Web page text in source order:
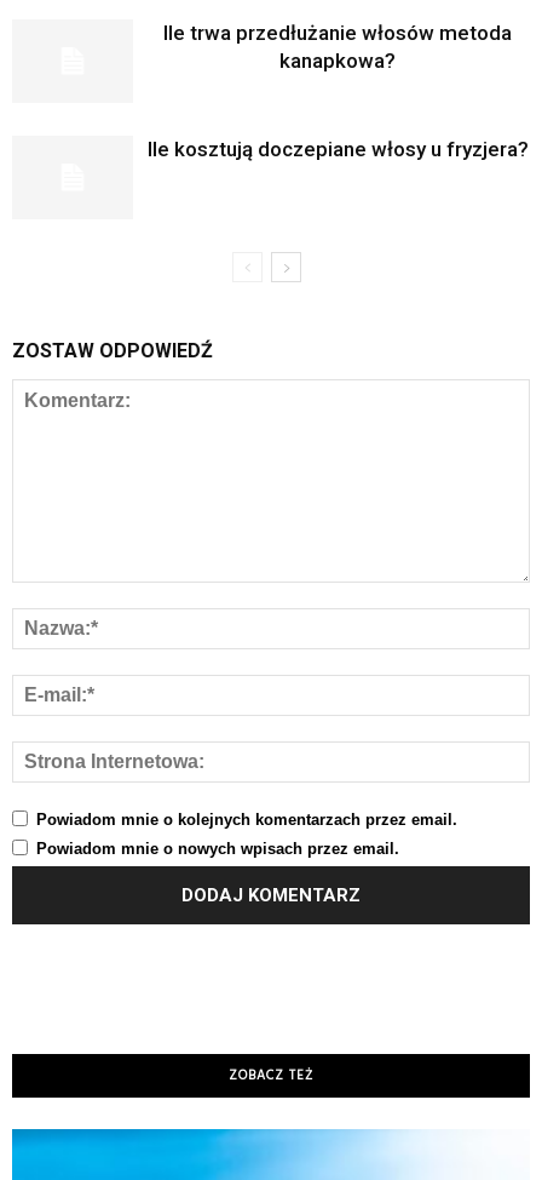
Ile trwa przedłużanie włosów metoda
kanapkowa?
Ile kosztują doczepiane włosy u fryzjera?
ZOSTAW ODPOWIEDŹ
Powiadom mnie o kolejnych komentarzach przez email.
Powiadom mnie o nowych wpisach przez email.
ZOBACZ TEŻ